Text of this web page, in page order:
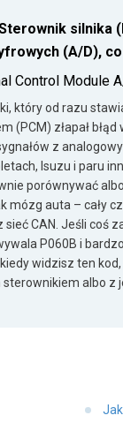
silnika
(A/D),
Control Module
który od razu
(PCM) złapał
z
Isuzu i paru
porównywać
mózg auta – cały
sieć CAN. Jeśli coś
P060B i
widzisz ten
sterownikiem albo z